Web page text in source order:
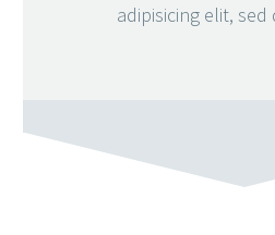
adipisicing elit, sed